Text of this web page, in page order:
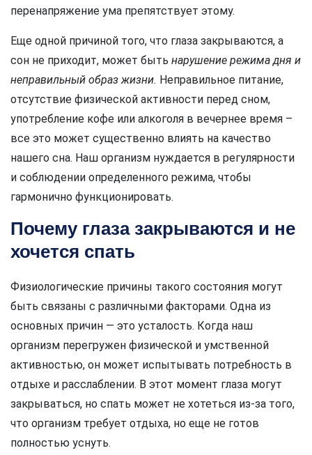
перенапряжение ума препятствует этому.
Еще одной причиной того, что глаза закрываются, а
сон не приходит, может быть нарушение режима дня и
неправильный образ жизни. Неправильное питание,
отсутствие физической активности перед сном,
употребление кофе или алкоголя в вечернее время –
все это может существенно влиять на качество
нашего сна. Наш организм нуждается в регулярности
и соблюдении определенного режима, чтобы
гармонично функционировать.
Почему глаза закрываются и не
хочется спать
Физиологические причины такого состояния могут
быть связаны с различными факторами. Одна из
основных причин — это усталость. Когда наш
организм перегружен физической и умственной
активностью, он может испытывать потребность в
отдыхе и расслаблении. В этот момент глаза могут
закрываться, но спать может не хотеться из-за того,
что организм требует отдыха, но еще не готов
полностью уснуть.